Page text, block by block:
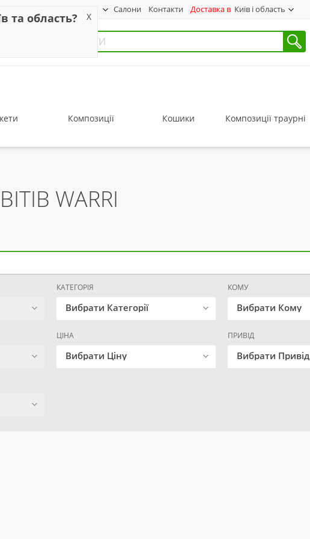
Салони Контакти Доставка в Київ і область
Композиції Кошики Композиції траурні
WARRI
КАТЕГОРІЯ
Вибрати Категорії
КОМУ
Вибрати Кому
ЦІНА
Вибрати Ціну
ПРИВІД
Вибрати Привід
та область? X